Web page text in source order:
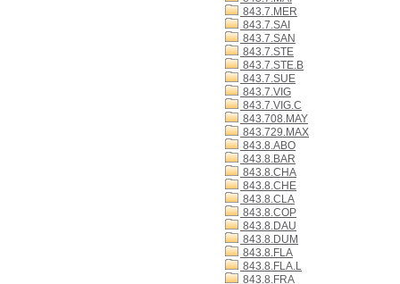
843.7.MER
843.7.SAI
843.7.SAN
843.7.STE
843.7.STE.B
843.7.SUE
843.7.VIG
843.7.VIG.C
843.708.MAY
843.729.MAX
843.8.ABO
843.8.BAR
843.8.CHA
843.8.CHE
843.8.CLA
843.8.COP
843.8.DAU
843.8.DUM
843.8.FLA
843.8.FLA.L
843.8.FRA